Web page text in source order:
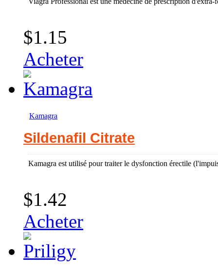
$1.15
Acheter
Kamagra
Sildenafil Citrate
Kamagra est utilisé pour traiter le dysfonction érectile
$1.42
Acheter